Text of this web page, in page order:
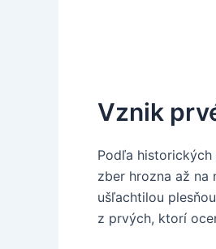
Vznik
Podľa
zber hrozna až na
ušľachtilou
z prvých, ktorí